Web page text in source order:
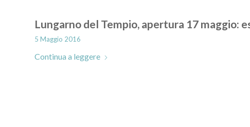
Lungarno del Tempio, apertura 17 maggio:
5 Maggio 2016
Continua a leggere